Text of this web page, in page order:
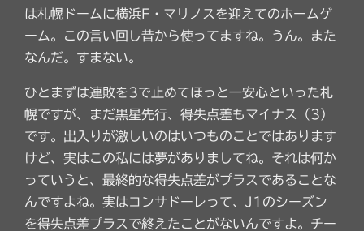
は札幌ドームに横浜F・マリノスを迎えてのホームゲ
ーム。この言い回し昔から使ってますね。うん。また
なんだ。すまない。
ひとまずは連敗を3で止めてほっと一安心といった札
幌ですが、まだ黒星先行、得失点差もマイナス（3）
です。出入りが激しいのはいつものことではあります
けど、実はこの私には夢がありましてね。それは何か
っていうと、最終的な得失点差がプラスであることな
んですよね。実はコンサドーレって、J1のシーズン
を得失点差プラスで終えたことがないんですよ。チー